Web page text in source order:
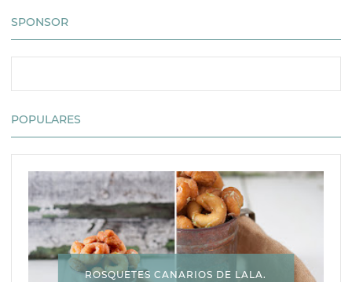
SPONSOR
POPULARES
ROSQUETES CANARIOS DE LALA.